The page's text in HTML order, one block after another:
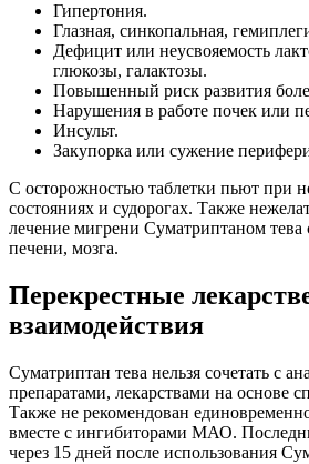
Гипертония.
Глазная, синкопальная,
Дефицит или неусвояемость
глюкозы, галактозы.
Повышенный риск развития
Нарушения в работе почек или
Инсульт.
Закупорка или сужение
С осторожностью таблетки пьют при
состояниях и судорогах. Также
лечение мигрени Суматриптаном тева
печени, мозга.
Перекрестные
взаимодействия
Суматриптан тева нельзя сочетать с
препаратами, лекарствами на основе
Также не рекомендован
вместе с ингибиторами МАО.
через 15 дней после использования